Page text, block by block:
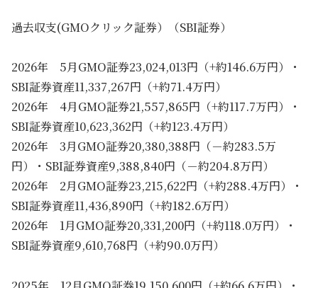
過去収支(GMOクリック証券）（SBI証券）
2026年 5月GMO証券23,024,013円（+約146.6万円）・
SBI証券資産11,337,267円（+約71.4万円）
2026年 4月GMO証券21,557,865円（+約117.7万円）・
SBI証券資産10,623,362円（+約123.4万円）
2026年 3月GMO証券20,380,388円（－約283.5万
円）・SBI証券資産9,388,840円（－約204.8万円）
2026年 2月GMO証券23,215,622円（+約288.4万円）・
SBI証券資産11,436,890円（+約182.6万円）
2026年 1月GMO証券20,331,200円（+約118.0万円）・
SBI証券資産9,610,768円（+約90.0万円）